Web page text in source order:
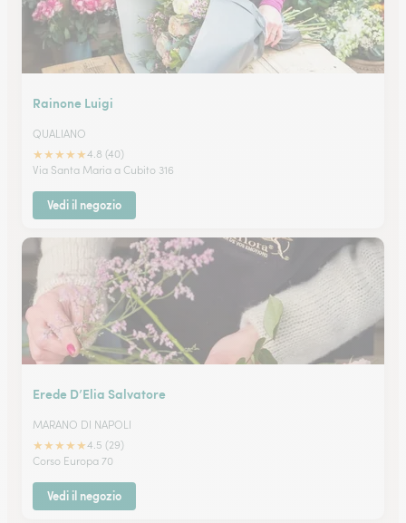
Rainone Luigi
QUALIANO
★★★★★4.8 (40)
Via Santa Maria a Cubito 316
Vedi il negozio
Erede D’Elia Salvatore
MARANO DI NAPOLI
★★★★★4.5 (29)
Corso Europa 70
Vedi il negozio